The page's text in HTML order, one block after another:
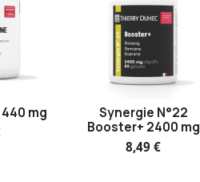
mg
Synergie N°22
Booster+ 2400 mg
8,49 €